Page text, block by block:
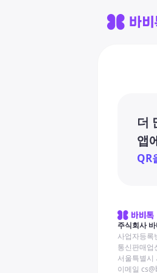
더
앱
QR
주식회사
사업자등
통신판매
서울특별시
이메일